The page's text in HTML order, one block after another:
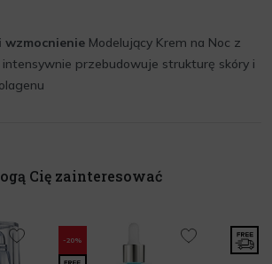
wzmocnienie Modelujący Krem na Noc z
intensywnie przebudowuje strukturę skóry i
Cię zainteresować
-20%